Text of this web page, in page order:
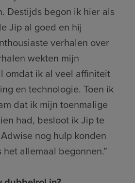
Destijds begon ik hier als
Jip al goed en hij
verhalen over
wekten mijn
omdat ik al veel affiniteit
en technologie. Toen ik
dat ik mijn toenmalige
had, besloot ik Jip te
nog hulp konden
allemaal begonnen.”